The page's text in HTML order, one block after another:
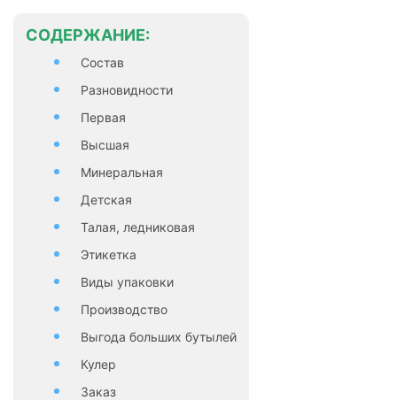
СОДЕРЖАНИЕ:
Состав
Разновидности
Первая
Высшая
Минеральная
Детская
Талая, ледниковая
Этикетка
Виды упаковки
Производство
Выгода больших бутылей
Кулер
Заказ